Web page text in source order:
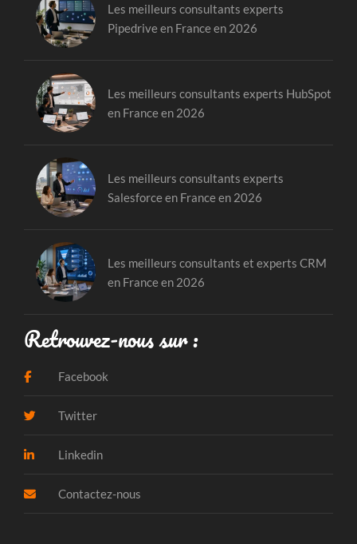
Les meilleurs consultants experts
Pipedrive en France en 2026
Les meilleurs consultants experts HubSpot
en France en 2026
Les meilleurs consultants experts
Salesforce en France en 2026
Les meilleurs consultants et experts CRM
en France en 2026
Retrouvez-nous sur :
Facebook
Twitter
Linkedin
Contactez-nous